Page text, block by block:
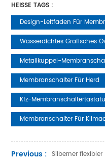
HEISSE TAGS :
Design-Leitfaden Für
Wasserdichtes Grafisches
Metallkuppel-
Membranschalter Für Herd
Kfz-
Membranschalter Für
Previous : Silberner